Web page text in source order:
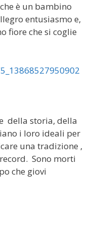
è un bambino
entusiasmo e,
fiore che si coglie
della storia, della
i loro ideali per
una tradizione ,
Sono morti
che giovi